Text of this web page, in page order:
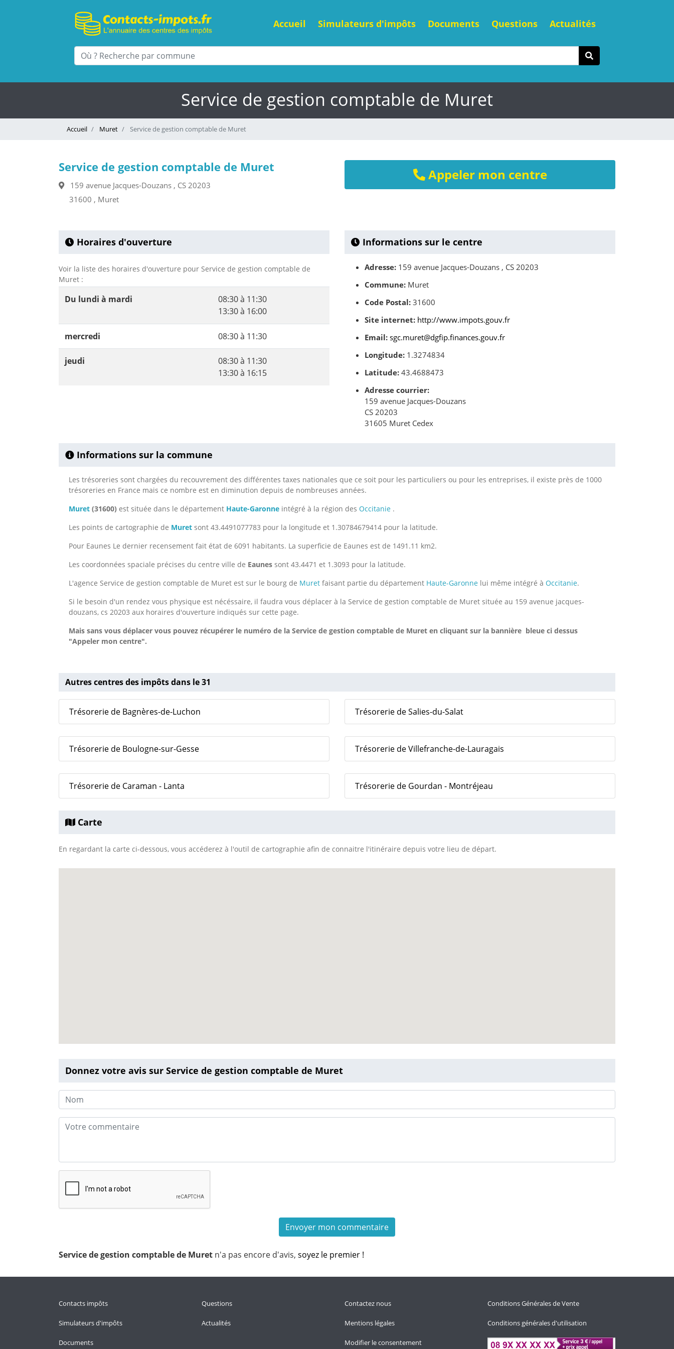
Accueil Simulateurs d'impôts Documents Questions Actualités
Service de gestion comptable de Muret
Accueil Muret Service de gestion comptable de Muret
Service de gestion comptable de Muret
159 avenue Jacques-Douzans , CS 20203
31600 , Muret
Appeler mon centre
Horaires d'ouverture
Voir la liste des horaires d'ouverture pour Service de gestion comptable de
Muret :
Du lundi à mardi
08:30 à 11:30
13:30 à 16:00
mercredi 08:30 à 11:30
jeudi
08:30 à 11:30
13:30 à 16:15
Informations sur le centre
Adresse: 159 avenue Jacques-Douzans , CS 20203
Commune: Muret
Code Postal: 31600
Site internet: http://www.impots.gouv.fr
Email: sgc.muret@dgfip.finances.gouv.fr
Longitude: 1.3274834
Latitude: 43.4688473
Adresse courrier:
159 avenue Jacques-Douzans
CS 20203
31605 Muret Cedex
Informations sur la commune
Les trésoreries sont chargées du recouvrement des différentes taxes nationales que ce soit pour les particuliers ou pour les entreprises, il existe près de 1000
trésoreries en France mais ce nombre est en diminution depuis de nombreuses années.
Muret (31600) est située dans le département Haute-Garonne intégré à la région des Occitanie .
Les points de cartographie de Muret sont 43.4491077783 pour la longitude et 1.30784679414 pour la latitude.
Pour Eaunes Le dernier recensement fait état de 6091 habitants. La superficie de Eaunes est de 1491.11 km2.
Les coordonnées spaciale précises du centre ville de Eaunes sont 43.4471 et 1.3093 pour la latitude.
L'agence Service de gestion comptable de Muret est sur le bourg de Muret faisant partie du département Haute-Garonne lui même intégré à Occitanie.
Si le besoin d'un rendez vous physique est nécéssaire, il faudra vous déplacer à la Service de gestion comptable de Muret située au 159 avenue jacques-
douzans, cs 20203 aux horaires d'ouverture indiqués sur cette page.
Mais sans vous déplacer vous pouvez récupérer le numéro de la Service de gestion comptable de Muret en cliquant sur la bannière bleue ci dessus
"Appeler mon centre".
Autres centres des impôts dans le 31
Trésorerie de Bagnères-de-Luchon Trésorerie de Salies-du-Salat
Trésorerie de Boulogne-sur-Gesse Trésorerie de Villefranche-de-Lauragais
Trésorerie de Caraman - Lanta Trésorerie de Gourdan - Montréjeau
Carte
En regardant la carte ci-dessous, vous accéderez à l'outil de cartographie afin de connaitre l'itinéraire depuis votre lieu de départ.
Donnez votre avis sur Service de gestion comptable de Muret
Service de gestion comptable de Muret n'a pas encore d'avis, soyez le premier !
Contacts impôts
Simulateurs d'impôts
Documents
Questions
Actualités
Contactez nous
Mentions légales
Modifier le consentement
Conditions Générales de Vente
Conditions générales d'utilisation